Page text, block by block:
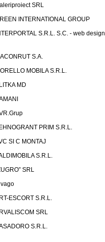
SRL
INTERNATIONAL GROUP
S.R.L. S.C. - web design
S.A.
MOBILA S.R.L.
MD
PRIM S.R.L.
SI C MONTAJ
S.R.L.
SRL
ESCORT S.R.L.
SRL
S.R.L.